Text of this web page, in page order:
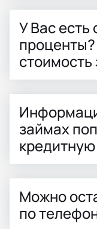
У Вас есть
займах
Можно
по